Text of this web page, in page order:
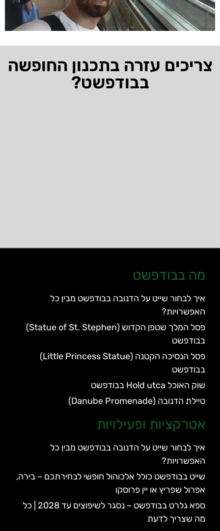
צריכים עזרה בתכנון החופשה
בבודפשט?
מה בבודפשט
איך לבחור שייט על הדנובה בבודפשט מבין כל
האפשרויות?
פסל המלך שטפן הקדוש (Statue of St. Stephen)
בבודפשט
פסל הנסיכה הקטנה (Little Princess Statue)
בבודפשט
שוק האוכל Hold utca בבודפשט
טיילת הדנובה (Danube Promenade)
אטרקציות ופעילויות
איך לבחור שייט על הדנובה בבודפשט מבין כל
האפשרויות?
שייט בבודפשט כולל אלכוהול חופשי לבחירתכם – בירה,
אפרול שפריץ או יין פרוסקו
ספא גלרט בבודפשט – נסגר לשיפוצים עד 2028 | כל
מה שצריך לדעת